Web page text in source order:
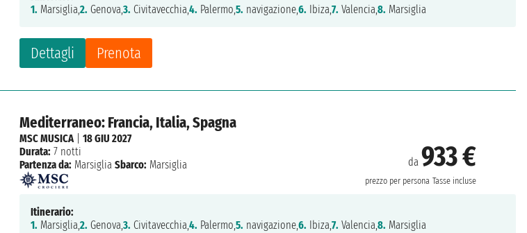
Dettagli Prenota
1. Marsiglia,2. Genova,3. Civitavecchia,4. Palermo,5. navigazione,6. Ibiza,7. Valencia,8. Marsiglia
Mediterraneo: Francia, Italia, Spagna
da 933 €
prezzo per persona Tasse incluse
MSC MUSICA|18 GIU 2027
Durata: 7 notti
Partenza da: Marsiglia Sbarco: Marsiglia
Itinerario:
1. Marsiglia,2. Genova,3. Civitavecchia,4. Palermo,5. navigazione,6. Ibiza,7. Valencia,8. Marsiglia